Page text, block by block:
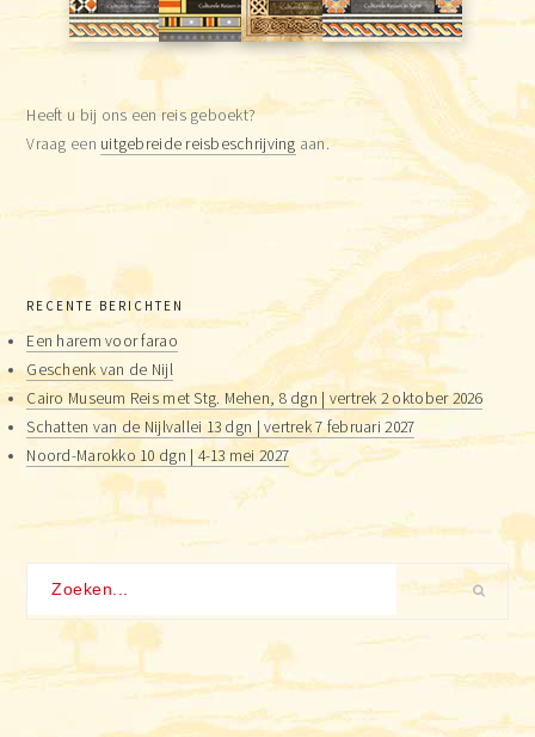
Heeft u bij ons een reis geboekt?
Vraag een uitgebreide reisbeschrijving aan.
RECENTE BERICHTEN
Een harem voor farao
Geschenk van de Nijl
Cairo Museum Reis met Stg. Mehen, 8 dgn | vertrek 2 oktober 2026
Schatten van de Nijlvallei 13 dgn | vertrek 7 februari 2027
Noord-Marokko 10 dgn | 4-13 mei 2027